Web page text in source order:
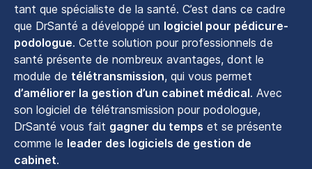
tant que spécialiste de la santé. C’est dans ce cadre
que DrSanté a développé un logiciel pour pédicure-
podologue. Cette solution pour professionnels de
santé présente de nombreux avantages, dont le
module de télétransmission, qui vous permet
d’améliorer la gestion d’un cabinet médical. Avec
son logiciel de télétransmission pour podologue,
DrSanté vous fait gagner du temps et se présente
comme le leader des logiciels de gestion de
cabinet.